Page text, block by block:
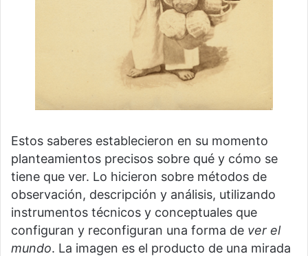
Estos saberes establecieron en su momento
planteamientos precisos sobre qué y cómo se
tiene que ver. Lo hicieron sobre métodos de
observación, descripción y análisis, utilizando
instrumentos técnicos y conceptuales que
configuran y reconfiguran una forma de ver el
mundo. La imagen es el producto de una mirada